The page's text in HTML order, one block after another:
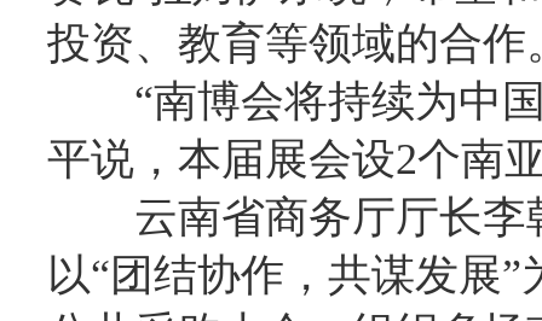
投资、教育等领域的合作
“南博会将持续为中
平说，本届展会设2个南
云南省商务厅厅长
以“团结协作，共谋发展